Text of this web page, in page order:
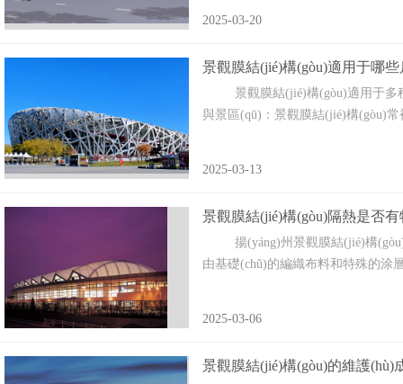
2025-03-20
景觀膜結(jié)構(gòu)適用于哪些
景觀膜結(jié)構(gòu)適用于多種戶外場
與景區(qū)：景觀膜結(jié)構(gòu)常被
2025-03-13
景觀膜結(jié)構(gòu)隔熱是否
揚(yáng)州景觀膜結(jié)構(gòu)
由基礎(chǔ)的編織布料和特殊的涂
2025-03-06
景觀膜結(jié)構(gòu)的維護(hù)